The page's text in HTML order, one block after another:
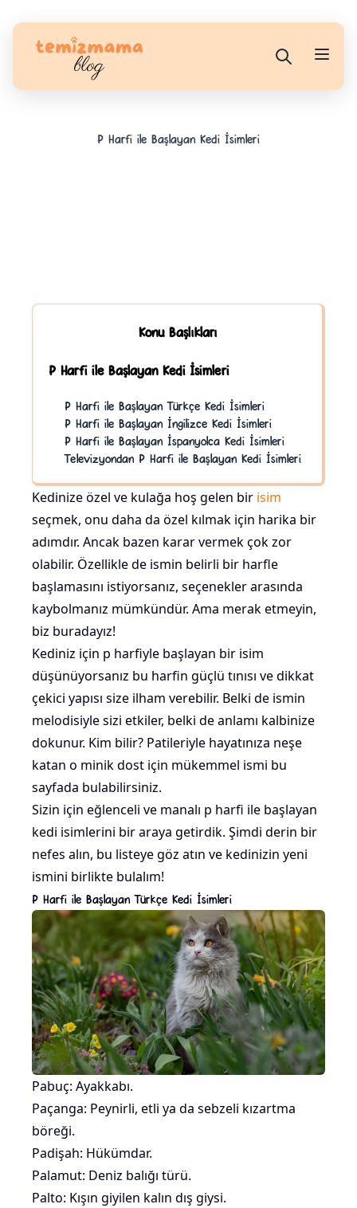
P Harfi ile Başlayan Kedi İsimleri
Konu Başlıkları
P Harfi ile Başlayan Kedi İsimleri
P Harfi ile Başlayan Türkçe Kedi İsimleri
P Harfi ile Başlayan İngilizce Kedi İsimleri
P Harfi ile Başlayan İspanyolca Kedi İsimleri
Televizyondan P Harfi ile Başlayan Kedi İsimleri
Kedinize özel ve kulağa hoş gelen bir isim
seçmek, onu daha da özel kılmak için harika bir
adımdır. Ancak bazen karar vermek çok zor
olabilir. Özellikle de ismin belirli bir harfle
başlamasını istiyorsanız, seçenekler arasında
kaybolmanız mümkündür. Ama merak etmeyin,
biz buradayız!
Kediniz için p harfiyle başlayan bir isim
düşünüyorsanız bu harfin güçlü tınısı ve dikkat
çekici yapısı size ilham verebilir. Belki de ismin
melodisiyle sizi etkiler, belki de anlamı kalbinize
dokunur. Kim bilir? Patileriyle hayatınıza neşe
katan o minik dost için mükemmel ismi bu
sayfada bulabilirsiniz.
Sizin için eğlenceli ve manalı p harfi ile başlayan
kedi isimlerini bir araya getirdik. Şimdi derin bir
nefes alın, bu listeye göz atın ve kedinizin yeni
ismini birlikte bulalım!
P Harfi ile Başlayan Türkçe Kedi İsimleri
Pabuç: Ayakkabı.
Paçanga: Peynirli, etli ya da sebzeli kızartma
böreği.
Padişah: Hükümdar.
Palamut: Deniz balığı türü.
Palto: Kışın giyilen kalın dış giysi.